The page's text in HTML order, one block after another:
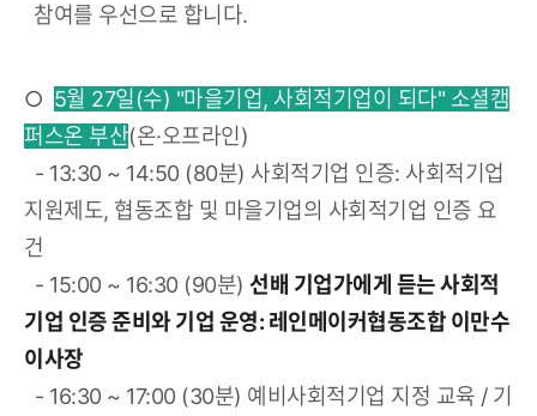
참여를 우선으로 합니다.
○ 5월 27일(수) "마을기업, 사회적기업이 되다" 소셜캠
퍼스온 부산(온·오프라인)
- 13:30 ~ 14:50 (80분) 사회적기업 인증: 사회적기업
지원제도, 협동조합 및 마을기업의 사회적기업 인증 요
건
- 15:00 ~ 16:30 (90분) 선배 기업가에게 듣는 사회적
기업 인증 준비와 기업 운영: 레인메이커협동조합 이만수
이사장
- 16:30 ~ 17:00 (30분) 예비사회적기업 지정 교육 / 기